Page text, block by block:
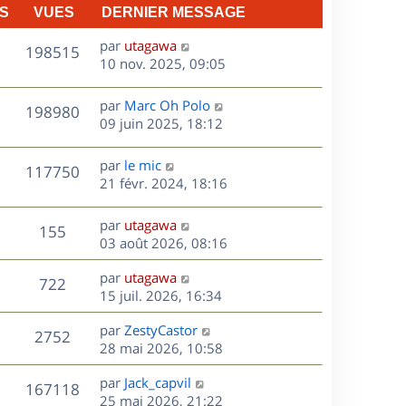
e
s
n
i
e
r
e
s
a
g
e
VUES DERNIER MESSAGE
198515V
u
e
s
D
e
n
i
r
m
e
s
s
a
g
e
par utagawa
10 nov. 2025, 09:05
198980V
u
e
s
D
e
i
e
r
m
e
s
a
e
par Marc Oh Polo
09 juin 2025, 18:12
117750V
u
D
e
i
e
r
m
e
s
s
a
g
e
par le mic
21 févr. 2024, 18:16
155V
u
e
s
D
e
r
n
i
e
r
m
e
s
par utagawa
03 août 2026, 08:16
722V
u
e
s
D
e
r
n
i
e
r
par utagawa
15 juil. 2026, 16:34
2752V
u
e
D
e
r
n
i
par ZestyCastor
28 mai 2026, 10:58
167118V
D
e
par Jack_capvil
25 mai 2026, 21:22